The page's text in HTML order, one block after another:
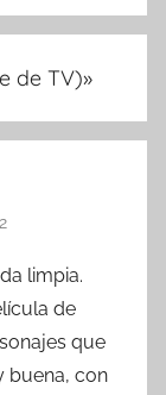
de TV)»
limpia.
de
que
buena, con